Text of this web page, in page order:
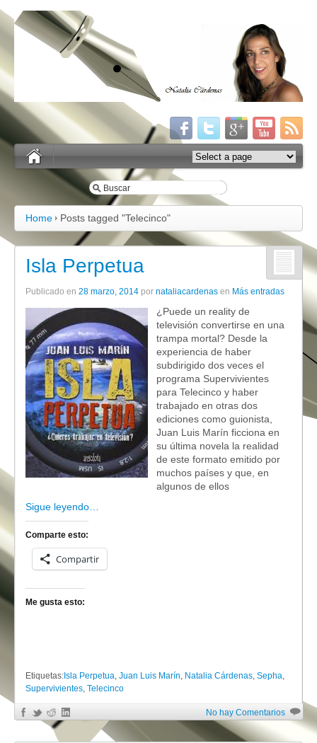
Home Posts tagged "Telecinco"
Isla Perpetua
Publicado en 28 marzo, 2014 por nataliacardenas en Más entradas
¿Puede un reality de
televisión convertirse en una
trampa mortal? Desde la
experiencia de haber
subdirigido dos veces el
programa Supervivientes
para Telecinco y haber
trabajado en otras dos
ediciones como guionista,
Juan Luis Marín ficciona en
su última novela la realidad
de este formato emitido por
muchos países y que, en
algunos de ellos
Sigue leyendo…
Comparte esto:
Compartir
Me gusta esto:
Etiquetas: Isla Perpetua, Juan Luis Marín, Natalia Cárdenas, Sepha,
Supervivientes, Telecinco
No hay Comentarios